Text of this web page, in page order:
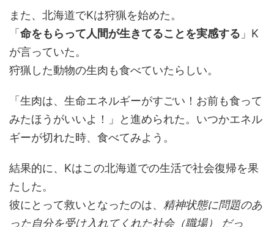
また、北海道でKは狩猟を始めた。
「命をもらって人間が生きてることを実感する 」K
が言っていた。
狩猟した動物の生肉も食べていたらしい。
「生肉は、生命エネルギーがすごい！お前も食って
みたほうがいいよ！」と進められた。いつかエネル
ギーが切れた時、食べてみよう。
結果的に、Kはこの北海道での生活で社会復帰を果
たした。
彼にとって救いとなったのは、 精神状態に問題のあ
った自分を受け入れてくれた社会（職場） だっ